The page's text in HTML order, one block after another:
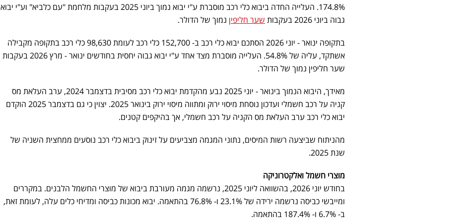
174.8%. העלייה החדה ביבוא כלי רכב מוסברת ע"י יבוא נמוך ביוני 2025 בעקבות מלחמת "עם כלביא" וע"י יבוא
גבוה ביוני 2026 בעקבות
שער חליפין נמוך של הדולר.
בתקופה ינואר - יוני 2026 הסתכם יבוא כלי רכב ב- 152,700 כלי רכב לעומת 98,630 כלי רכב בתקופה מקבילה
אשתקד, עליה של 54.8%. העלייה מוסברת מצד אחד ע"י יבוא גבוה יחסית בחודשים ינואר - מרץ 2026 בעקבות
שער חליפין נמוך של הדולר.
מאידך, היבוא הנמוך בינואר - יוני 2025 נבע מהקדמת יבוא כלי רכב מסיבית בדצמבר 2024, ערב העלאת מס
קניה על רכב חשמלי ועדכון נוסחת מיסוי ירוק ומתווה מיסוי ירוק בינואר 2025. יצוין כי גם בדצמבר 2025 הוקדם
יבוא כלי רכב ערב העלאת מס הקניה על רכב חשמלי, אך בהיקפים קטנים.
מהניתוח שביצעה רשות המיסים, נתוני המגמה מצביעים על זינוק ביבוא כלי רכב נוסעים ממחצית השניה של
שנת 2025.
מוצרי חשמל ואלקטרוניקה
בחודש יוני 2026, בהשוואה ליוני 2025, נרשמה מגמה מעורבת ביבוא של מוצרי החשמל הלבנים. במקררים
ומייבשי כביסה נרשמה ירידה של 23.1% ו- 76.8% בהתאמה. יבוא מכונות כביסה ומדיחי כלים עלה, לעומת זאת,
ב- 6.7% ו- 187.4% בהתאמה.